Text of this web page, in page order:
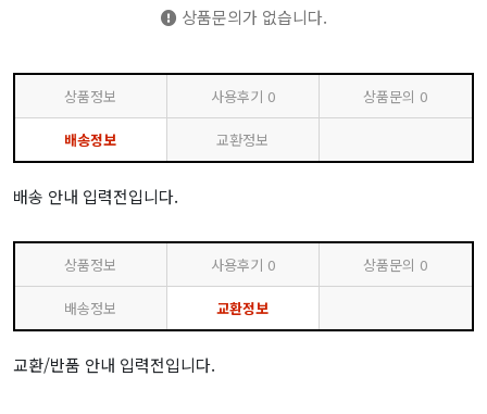
상품문의가 없습니다.
상품정보 사용후기 0 상품문의 0
배송정보 교환정보
배송 안내 입력전입니다.
상품정보 사용후기 0 상품문의 0
배송정보 교환정보
교환/반품 안내 입력전입니다.